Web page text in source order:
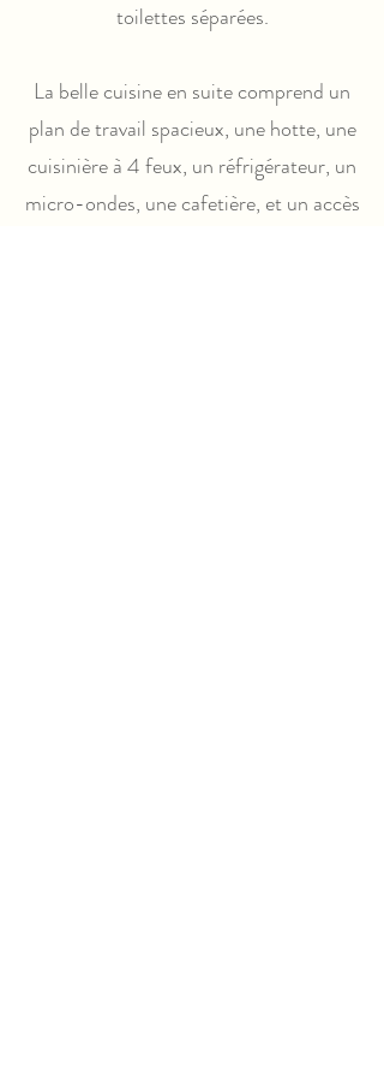
toilettes séparées.
La belle cuisine en suite comprend un
plan de travail spacieux, une hotte, une
cuisinière à 4 feux, un réfrigérateur, un
micro-ondes, une cafetière, et un accès